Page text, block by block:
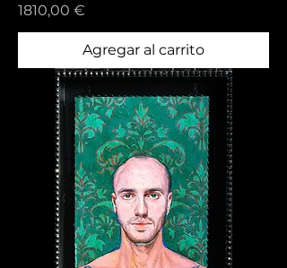
Precio
1810,00 €
Agregar al carrito